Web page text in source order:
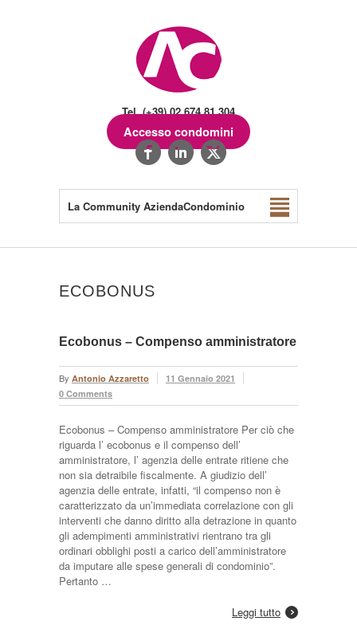
Tel. (+39) 02.674.81.304
Accesso condomini
La Community AziendaCondominio
ECOBONUS
Ecobonus – Compenso amministratore
By Antonio Azzaretto
11 Gennaio 2021
0 Comments
Ecobonus – Compenso amministratore Per ciò che
riguarda l’ ecobonus e il compenso dell’
amministratore, l’ agenzia delle entrate ritiene che
non sia detraibile fiscalmente. A giudizio dell’
agenzia delle entrate, infatti, “il compenso non è
caratterizzato da un’immediata correlazione con gli
interventi che danno diritto alla detrazione in quanto
gli adempimenti amministrativi rientrano tra gli
ordinari obblighi posti a carico dell’amministratore
da imputare alle spese generali di condominio”.
Pertanto …
Leggi tutto